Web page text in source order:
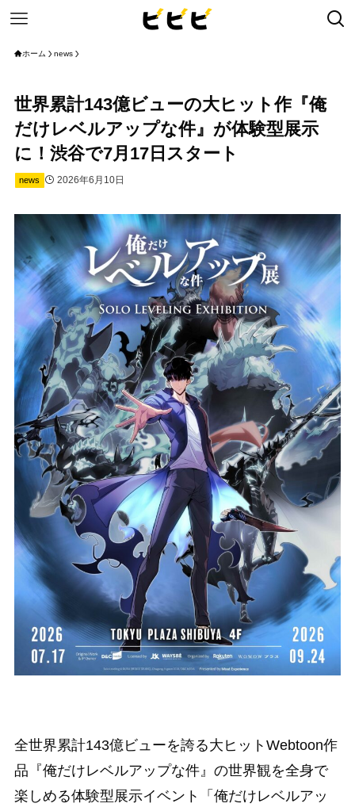
ホーム news
世界累計143億ビューの大ヒット作『俺
だけレベルアップな件』が体験型展示
に！渋谷で7月17日スタート
news 2026年6月10日
全世界累計143億ビューを誇る大ヒットWebtoon作
品『俺だけレベルアップな件』の世界観を全身で
楽しめる体験型展示イベント「俺だけレベルアッ